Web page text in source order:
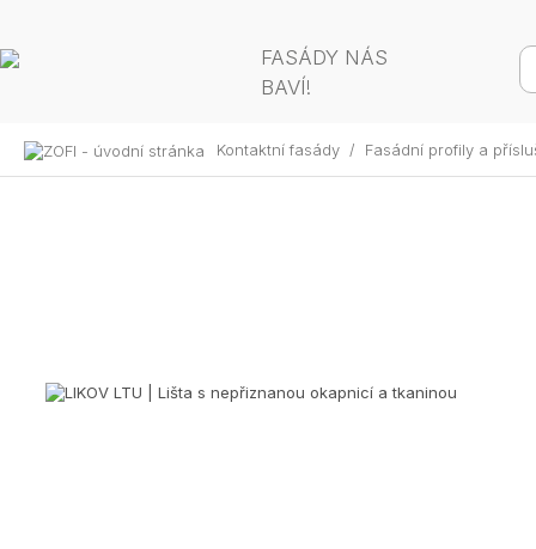
FASÁDY NÁS
BAVÍ!
Kontaktní fasády / Fasádní profily a